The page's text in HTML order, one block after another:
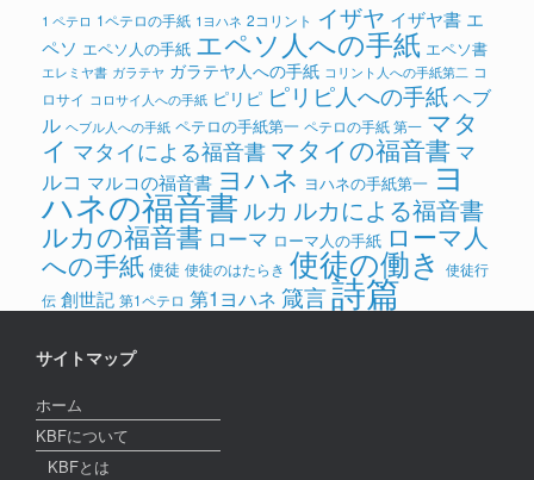
1 ペテロ 1ペテロの手紙 1ヨハネ 2コリント イザヤ イザヤ書 エ
ペソ エペソ人の手紙 エペソ人への手紙 エペソ書
エレミヤ書 ガラテヤ ガラテヤ人への手紙 コリント人への手紙第二 コ
ロサイ コロサイ人への手紙 ピリピ ピリピ人への手紙ヘブ
ル ヘブル人への手紙 ペテロの手紙第一 ペテロの手紙 第一 マタ
イ マタイによる福音書 マタイの福音書 マ
ルコ マルコの福音書 ヨハネ ヨハネの手紙第一 ヨ
ハネの福音書 ルカ ルカによる福音書
ルカの福音書 ローマ ローマ人の手紙 ローマ人
への手紙 使徒 使徒のはたらき 使徒の働き 使徒行
伝 創世記 第1ペテロ 第1ヨハネ 箴言詩篇
サイトマップ
ホーム
KBFについて
KBFとは